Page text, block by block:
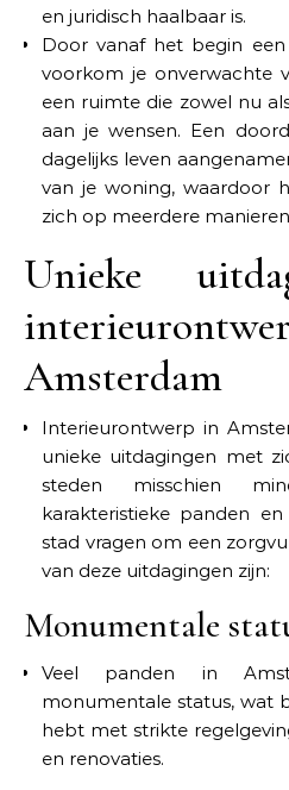
en juridisch haalbaar is.
Door vanaf het begin
voorkom je onverwachte
een ruimte die zowel nu
aan je wensen. Een
dagelijks leven
van je woning, waardoor
zich op meerdere
Unieke
Amsterdam
Interieurontwerp in
unieke uitdagingen met
steden misschien
karakteristieke panden
stad vragen om een
van deze uitdagingen zijn:
Monumentale
Veel panden in
monumentale status, wat
hebt met strikte
en renovaties.